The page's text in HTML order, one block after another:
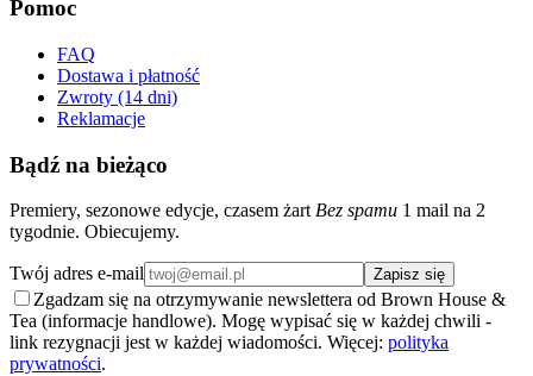
Pomoc
FAQ
Dostawa i płatność
Zwroty (14 dni)
Reklamacje
Bądź na bieżąco
Premiery, sezonowe edycje, czasem żart Bez spamu 1 mail na 2
tygodnie. Obiecujemy.
Twój adres e-mail Zapisz się
Zgadzam się na otrzymywanie newslettera od Brown House &
Tea (informacje handlowe). Mogę wypisać się w każdej chwili -
link rezygnacji jest w każdej wiadomości. Więcej: polityka
prywatności.